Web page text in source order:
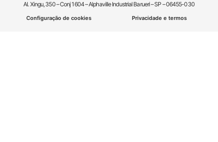
Al. Xingu, 350 – Conj 1604 – Alphaville Industrial Barueri – SP – 06455-030
Configuração de cookies Privacidade e termos